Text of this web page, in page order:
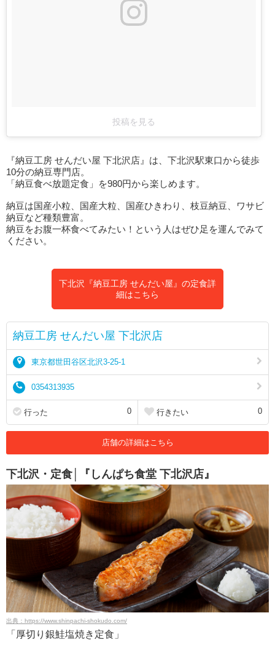
投稿を見る
『納豆工房 せんだい屋 下北沢店』は、下北沢駅東口から徒歩
10分の納豆専門店。
「納豆食べ放題定食」を980円から楽しめます。
納豆は国産小粒、国産大粒、国産ひきわり、枝豆納豆、ワサビ
納豆など種類豊富。
納豆をお腹一杯食べてみたい！という人はぜひ足を運んでみて
ください。
下北沢『納豆工房 せんだい屋』の定食詳
細はこちら
納豆工房 せんだい屋 下北沢店
東京都世田谷区北沢3-25-1
0354313935
行った 0 行きたい 0
店舗の詳細はこちら
下北沢・定食│『しんぱち食堂 下北沢店』
出典：https://www.shinpachi-shokudo.com/
「厚切り銀鮭塩焼き定食」